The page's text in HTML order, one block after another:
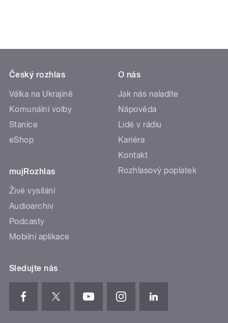
Český rozhlas
Válka na Ukrajině
Komunální volby
Stanice
eShop
mujRozhlas
Živé vysílání
Audioarchiv
Podcasty
Mobilní aplikace
O nás
Jak nás naladíte
Nápověda
Lidé v rádiu
Kariéra
Kontakt
Rozhlasový poplatek
Sledujte nás